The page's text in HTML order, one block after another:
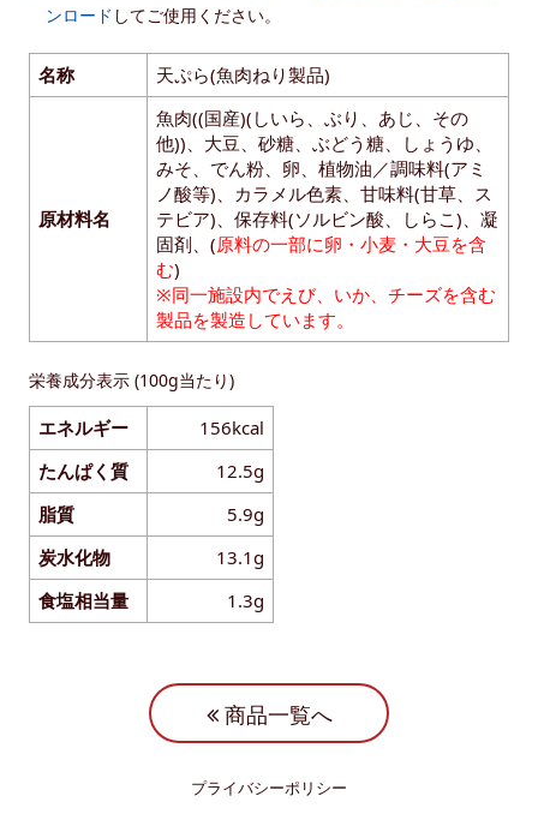
ンロード してご使用ください。
名称 天ぷら(魚肉ねり製品)
原材料名
魚肉((国産)(しいら、ぶり、あじ、その
他))、大豆、砂糖、ぶどう糖、しょうゆ、
みそ、でん粉、卵、植物油／調味料(アミ
ノ酸等)、カラメル色素、甘味料(甘草、ス
テビア)、保存料(ソルビン酸、しらこ)、凝
固剤、(原料の一部に卵・小麦・大豆を含
む)
※同一施設内でえび、いか、チーズを含む
製品を製造しています。
栄養成分表示 (100g当たり)
エネルギー
156kcal
たんぱく質
12.5g
脂質
5.9g
炭水化物
13.1g
食塩相当量
1.3g
商品一覧へ
プライバシーポリシー